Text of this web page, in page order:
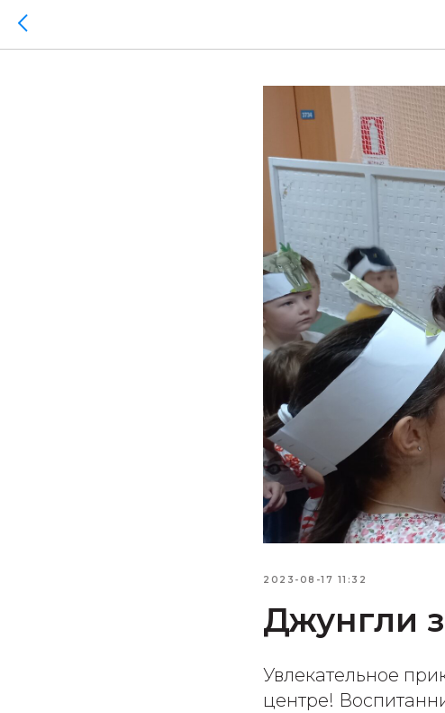
2023-08-17 11:32
Джунгли
Увлекательное
центре!